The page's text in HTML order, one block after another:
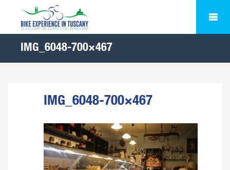
IMG_6048-700×467
IMG_6048-700×467